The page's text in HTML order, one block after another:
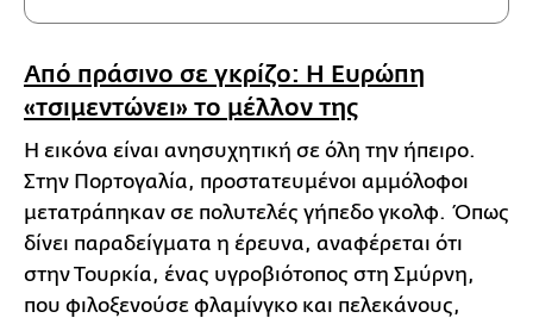
Από πράσινο σε γκρίζο: Η Ευρώπη
«τσιμεντώνει» το μέλλον της
Η εικόνα είναι ανησυχητική σε όλη την ήπειρο.
Στην Πορτογαλία, προστατευμένοι αμμόλοφοι
μετατράπηκαν σε πολυτελές γήπεδο γκολφ. Όπως
δίνει παραδείγματα η έρευνα, αναφέρεται ότι
στην Τουρκία, ένας υγροβιότοπος στη Σμύρνη,
που φιλοξενούσε φλαμίνγκο και πελεκάνους,